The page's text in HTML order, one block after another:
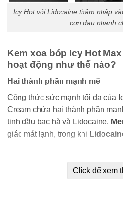
Icy Hot với Lidocaine thâm nhập
cơn đau nhanh
Kem xoa bóp Icy Hot
hoạt động như thế nào?
Hai thành phần mạnh mẽ
Công thức sức mạnh tối đa của
Cream chứa hai thành phần
tinh dầu bạc hà và Lidocaine.
giác mát lạnh, trong khi
Icy Hot tác dụng nhanh với
Click để xem